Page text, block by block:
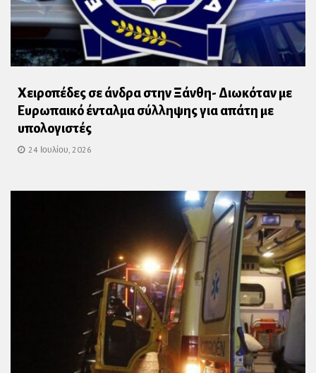
Χειροπέδες σε άνδρα στην Ξάνθη- Διωκόταν με
Ευρωπαικό ένταλμα σύλληψης για απάτη με
υπολογιστές
24 Ιουλίου, 2026